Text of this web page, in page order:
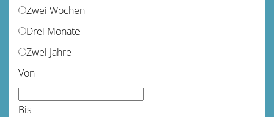
Zwei Wochen
Drei Monate
Zwei Jahre
Von
Bis